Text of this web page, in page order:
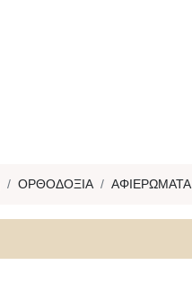
ΟΡΘΟΔΟΞΙΑ ΑΦΙΕΡΩΜΑΤΑ